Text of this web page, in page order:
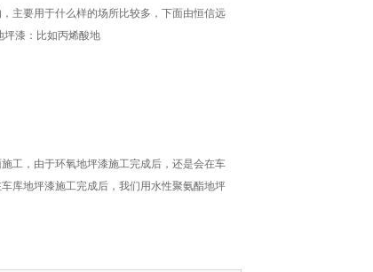
主要用于什么样的场所比较多，下面由恒信远
坪漆：比如丙烯酸地
工，由于环氧地坪漆施工完成后，还是会在车
库地坪漆施工完成后，我们用水性聚氨酯地坪